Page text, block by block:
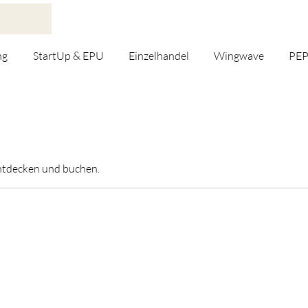
StartUp & EPU Einzelhandel Wingwave PEP
und buchen.